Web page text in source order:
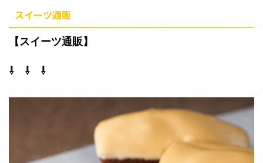
スイーツ通販
【スイーツ通販】
⇩ ⇩ ⇩